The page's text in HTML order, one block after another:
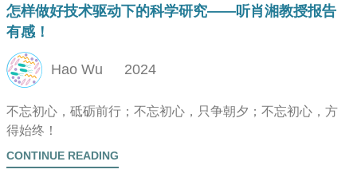
怎样做好技术驱动下的科学研究——听肖湘教授报告
有感！
Hao Wu 2024
不忘初心，砥砺前行；不忘初心，只争朝夕；不忘初心，方
得始终！
CONTINUE READING